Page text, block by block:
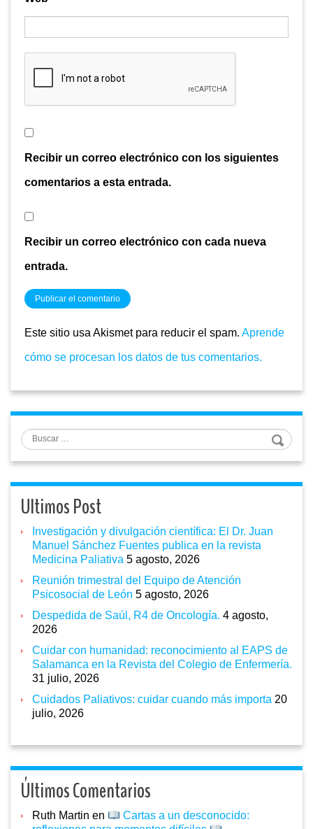
Recibir un correo electrónico con los siguientes
comentarios a esta entrada.
Recibir un correo electrónico con cada nueva
entrada.
Este sitio usa Akismet para reducir el spam. Aprende
cómo se procesan los datos de tus comentarios.
Buscar
Ultimos Post
Investigación y divulgación científica: El Dr. Juan
Manuel Sánchez Fuentes publica en la revista
Medicina Paliativa 5 agosto, 2026
Reunión trimestral del Equipo de Atención
Psicosocial de León 5 agosto, 2026
Despedida de Saúl, R4 de Oncología. 4 agosto,
2026
Cuidar con humanidad: reconocimiento al EAPS de
Salamanca en la Revista del Colegio de Enfermería.
31 julio, 2026
Cuidados Paliativos: cuidar cuando más importa 20
julio, 2026
Últimos Comentarios
Ruth Martin en
Cartas a un desconocido: